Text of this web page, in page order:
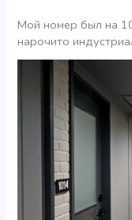
Мой номер был на
нарочито